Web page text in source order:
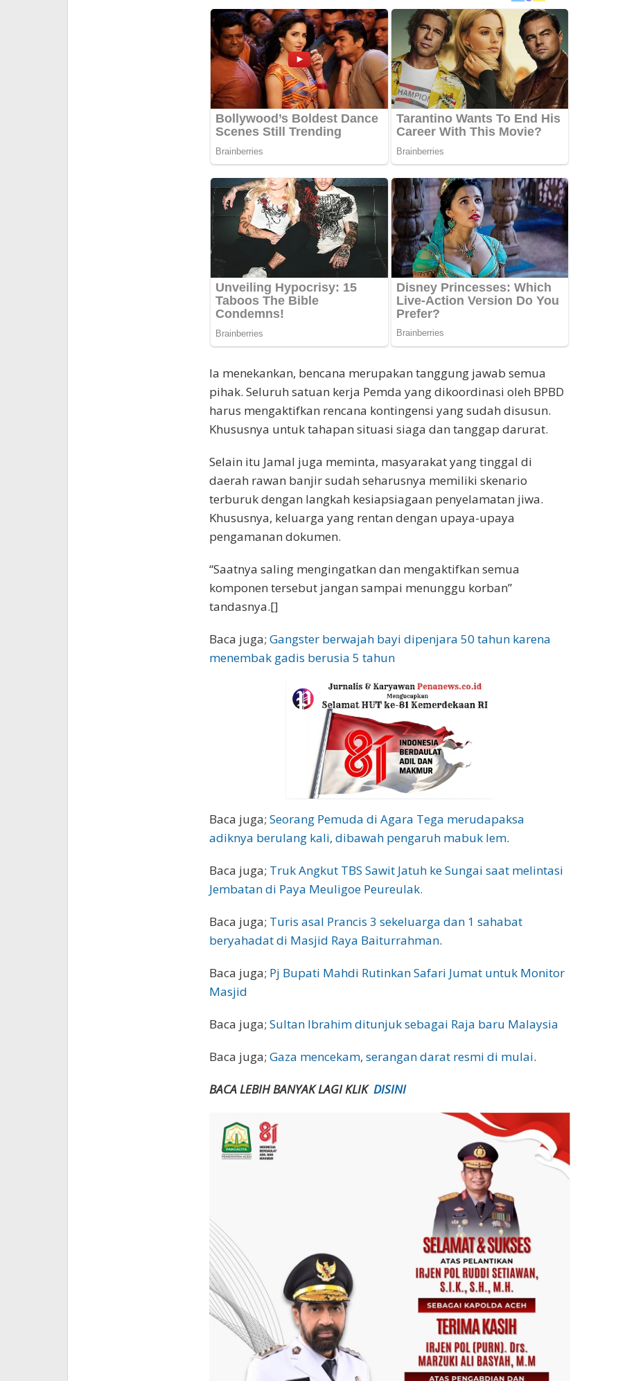
Ia menekankan, bencana merupakan tanggung jawab semua
pihak. Seluruh satuan kerja Pemda yang dikoordinasi oleh BPBD
harus mengaktifkan rencana kontingensi yang sudah disusun.
Khususnya untuk tahapan situasi siaga dan tanggap darurat.
Selain itu Jamal juga meminta, masyarakat yang tinggal di
daerah rawan banjir sudah seharusnya memiliki skenario
terburuk dengan langkah kesiapsiagaan penyelamatan jiwa.
Khususnya, keluarga yang rentan dengan upaya-upaya
pengamanan dokumen.
“Saatnya saling mengingatkan dan mengaktifkan semua
komponen tersebut jangan sampai menunggu korban”
tandasnya.[]
Baca juga; Gangster berwajah bayi dipenjara 50 tahun karena
menembak gadis berusia 5 tahun
Baca juga; Seorang Pemuda di Agara Tega merudapaksa
adiknya berulang kali, dibawah pengaruh mabuk lem.
Baca juga; Truk Angkut TBS Sawit Jatuh ke Sungai saat melintasi
Jembatan di Paya Meuligoe Peureulak.
Baca juga; Turis asal Prancis 3 sekeluarga dan 1 sahabat
beryahadat di Masjid Raya Baiturrahman.
Baca juga; Pj Bupati Mahdi Rutinkan Safari Jumat untuk Monitor
Masjid
Baca juga; Sultan Ibrahim ditunjuk sebagai Raja baru Malaysia
Baca juga; Gaza mencekam, serangan darat resmi di mulai.
BACA LEBIH BANYAK LAGI KLIK DISINI